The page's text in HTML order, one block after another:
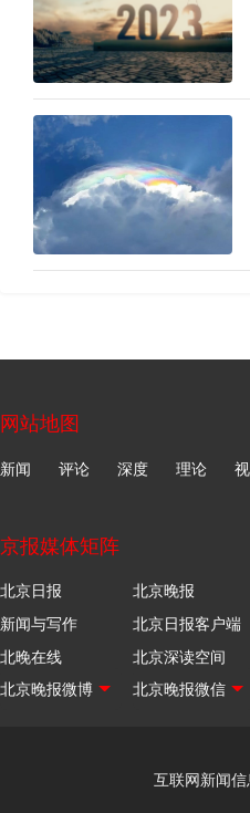
网站地图
新闻 评论 深度 理论
京报媒体矩阵
北京日报 北京晚报
新闻与写作
北京日报客户端
北晚在线
北京深读空间
互联网新闻